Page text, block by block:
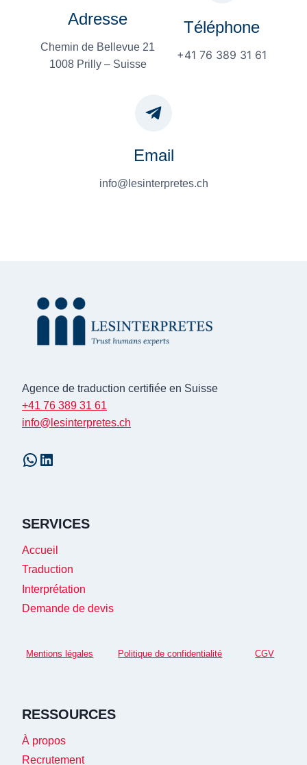
Adresse
Chemin de Bellevue 21
1008 Prilly – Suisse
Téléphone
+41 76 389 31 61
Email
info@lesinterpretes.ch
Agence de traduction certifiée en Suisse
+41 76 389 31 61
info@lesinterpretes.ch
WhatsApp
LinkedIn
SERVICES
Accueil
Traduction
Interprétation
Demande de devis
Mentions légales Politique de confidentialité CGV
RESSOURCES
À propos
Recrutement